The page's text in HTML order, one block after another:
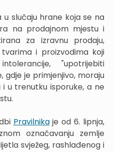
u slučaju hrane koja se na
na prodajnom mjestu i
za izravnu prodaju,
i proizvodima koji
"upotrijebiti
gdje je primjenjivo, moraju
u trenutku isporuke, a ne
Pravilnikaje od 6. lipnja,
označavanju zemlje
svježeg, rashlađenog i